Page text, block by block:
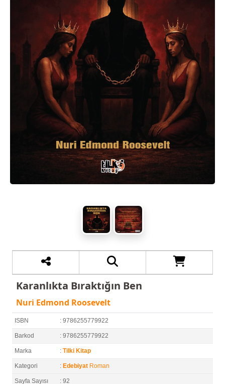
Karanlıkta Bıraktığın Ben
Nuri Edmond Roosevelt
ISBN : 9786255779922
Barkod : 9786255779922
Marka : Tilki Kitap
Kategori : Edebiyat Roman
Sayfa Sayısı : 92